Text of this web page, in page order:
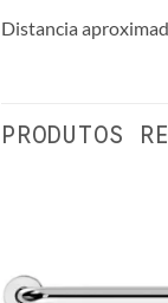
Distancia
PRODUTOS